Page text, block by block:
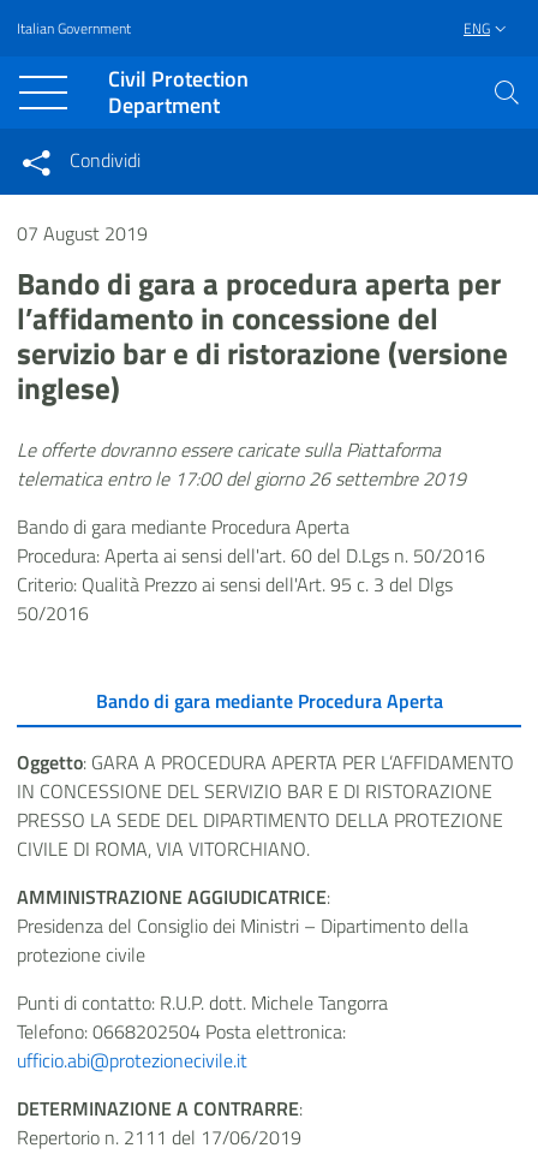
Vai al contenuto principale
Raggiungi il piè di pagina
Italian Government ENG
Civil Protection
Department
Condividi su Facebook
Condividi su LinkedIn
Condividi
Condividi sui social network
07 August 2019
Bando di gara a procedura aperta per
l’affidamento in concessione del
servizio bar e di ristorazione (versione
inglese)
Le offerte dovranno essere caricate sulla Piattaforma
telematica entro le 17:00 del giorno 26 settembre 2019
Bando di gara mediante Procedura Aperta
Procedura: Aperta ai sensi dell'art. 60 del D.Lgs n. 50/2016
Criterio: Qualità Prezzo ai sensi dell'Art. 95 c. 3 del Dlgs
50/2016
Bando di gara mediante Procedura Aperta
Oggetto: GARA A PROCEDURA APERTA PER L’AFFIDAMENTO
IN CONCESSIONE DEL SERVIZIO BAR E DI RISTORAZIONE
PRESSO LA SEDE DEL DIPARTIMENTO DELLA PROTEZIONE
CIVILE DI ROMA, VIA VITORCHIANO.
AMMINISTRAZIONE AGGIUDICATRICE:
Presidenza del Consiglio dei Ministri – Dipartimento della
protezione civile
Punti di contatto: R.U.P. dott. Michele Tangorra
Telefono: 0668202504 Posta elettronica:
ufficio.abi@protezionecivile.it
DETERMINAZIONE A CONTRARRE:
Repertorio n. 2111 del 17/06/2019